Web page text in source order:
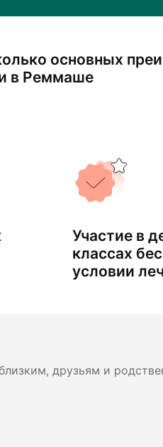
основных
в Реммаше
Участие в
классах
условии
друзьям и